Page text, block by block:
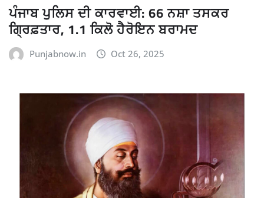
ਪੰਜਾਬ ਪੁਲਿਸ ਦੀ ਕਾਰਵਾਈ: 66 ਨਸ਼ਾ ਤਸਕਰ
ਗ੍ਰਿਫ਼ਤਾਰ, 1.1 ਕਿਲੋ ਹੈਰੋਇਨ ਬਰਾਮਦ
Punjabnow.in Oct 26, 2025